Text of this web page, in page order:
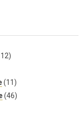
(11)
(46)